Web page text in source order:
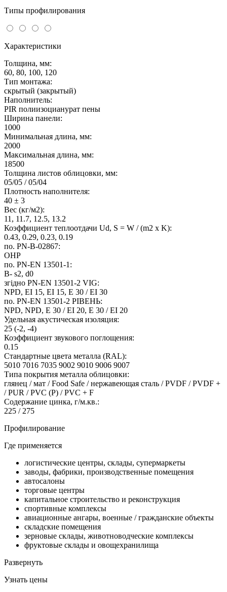
Типы профилирования
Характеристики
Толщина, мм:
60, 80, 100, 120
Тип монтажа:
скрытый (закрытый)
Наполнитель:
PIR полиизоцианурат пены
Ширина панели:
1000
Минимальная длина, мм:
2000
Максимальная длина, мм:
18500
Толщина листов облицовки, мм:
05/05 / 05/04
Плотность наполнителя:
40 ± 3
Вес (кг/м2):
11, 11.7, 12.5, 13.2
Коэффициент теплоотдачи Ud, S = W / (m2 x K):
0.43, 0.29, 0.23, 0.19
по. PN-B-02867:
ОНР
по. PN-EN 13501-1:
B- s2, d0
згідно PN-EN 13501-2 VIG:
NPD, EI 15, EI 15, E 30 / EI 30
по. PN-EN 13501-2 РІВЕНЬ:
NPD, NPD, E 30 / EI 20, E 30 / EI 20
Удельная акустическая изоляция:
25 (-2, -4)
Коэффициент звукового поглощения:
0.15
Стандартные цвета металла (RAL):
5010 7016 7035 9002 9010 9006 9007
Типа покрытия металла облицовки:
глянец / мат / Food Safe / нержавеющая сталь / PVDF / PVDF +
/ PUR / PVC (P) / PVC + F
Содержание цинка, г/м.кв.:
225 / 275
Профилирование
Где применяется
логистические центры, склады, супермаркеты
заводы, фабрики, производственные помещения
автосалоны
торговые центры
капитальное строительство и реконструкция
спортивные комплексы
авиационные ангары, военные / гражданские объекты
складские помещения
зерновые склады, животноводческие комплексы
фруктовые склады и овощехранилища
Развернуть
Узнать цены